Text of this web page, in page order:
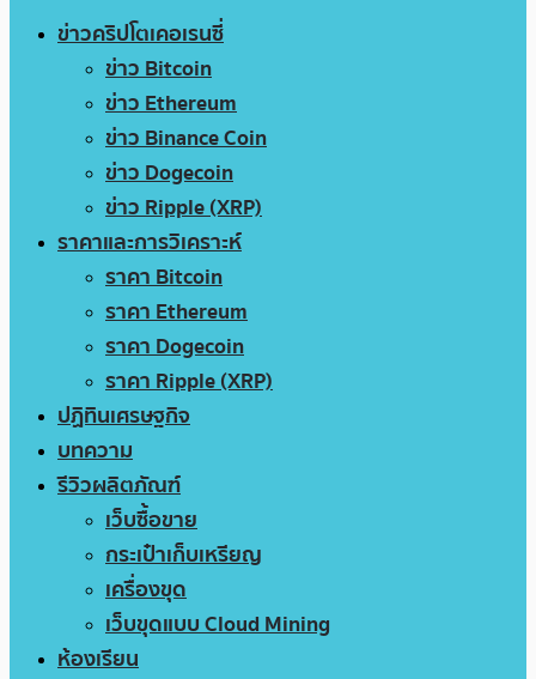
ข่าวคริปโตเคอเรนซี่
ข่าว Bitcoin
ข่าว Ethereum
ข่าว Binance Coin
ข่าว Dogecoin
ข่าว Ripple (XRP)
ราคาและการวิเคราะห์
ราคา Bitcoin
ราคา Ethereum
ราคา Dogecoin
ราคา Ripple (XRP)
ปฏิทินเศรษฐกิจ
บทความ
รีวิวผลิตภัณฑ์
เว็บซื้อขาย
กระเป๋าเก็บเหรียญ
เครื่องขุด
เว็บขุดแบบ Cloud Mining
ห้องเรียน